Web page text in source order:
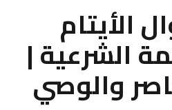
الأيتام
الشرعية |
والوصي